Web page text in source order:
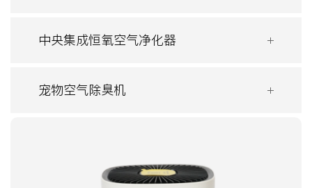
中央集成恒氧空气净化器
宠物空气除臭机